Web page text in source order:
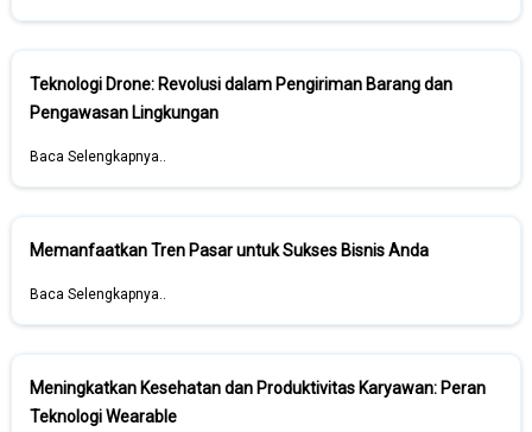
Teknologi Drone: Revolusi dalam Pengiriman Barang dan
Pengawasan Lingkungan
Baca Selengkapnya..
Memanfaatkan Tren Pasar untuk Sukses Bisnis Anda
Baca Selengkapnya..
Meningkatkan Kesehatan dan Produktivitas Karyawan: Peran
Teknologi Wearable